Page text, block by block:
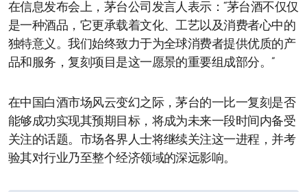
在信息发布会上，茅台公司发言人表示：“茅台酒不仅仅
是一种酒品，它更承载着文化、工艺以及消费者心中的
独特意义。我们始终致力于为全球消费者提供优质的产
品和服务，复刻项目是这一愿景的重要组成部分。”
在中国白酒市场风云变幻之际，茅台的一比一复刻是否
能够成功实现其预期目标，将成为未来一段时间内备受
关注的话题。市场各界人士将继续关注这一进程，并考
验其对行业乃至整个经济领域的深远影响。